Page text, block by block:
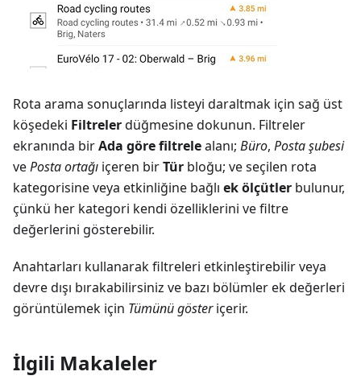
Rota arama sonuçlarında listeyi daraltmak için sağ üst
köşedeki Filtrelerdüğmesine dokunun. Filtreler
ekranında birAda göre filtrelealanı; Büro, Posta şubesi
vePosta ortağı içeren birTür bloğu; ve seçilen rota
kategorisine veya etkinliğine bağlı ek ölçütler bulunur,
çünkü her kategori kendi özelliklerini ve filtre
değerlerini gösterebilir.
Anahtarları kullanarak filtreleri etkinleştirebilir veya
devre dışı bırakabilirsiniz ve bazı bölümler ek değerleri
görüntülemek için Tümünü gösteriçerir.
İlgili Makaleler